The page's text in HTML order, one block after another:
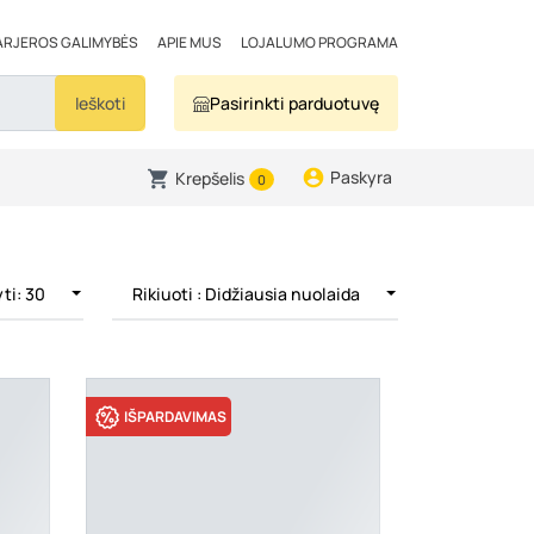
GALIMYBĖS APIE MUS LOJALUMO PROGRAMA
Ieškoti Pasirinkti parduotuvę
Krepšelis 0 Paskyra
30 Rikiuoti : Didžiausia nuolaida
IŠPARDAVIMAS